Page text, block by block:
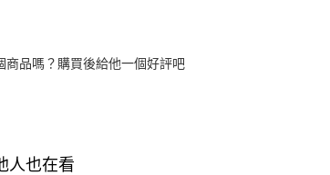
商品嗎？購買後給他一個好評吧
人也在看